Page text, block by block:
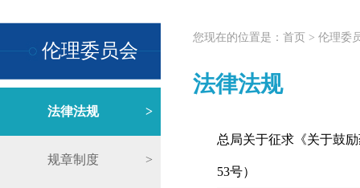
伦理委员会
法律法规 >
规章制度 >
您现在的位置是： 首页 > 伦理委
法律法规
总局关于征求《关于鼓
53号）